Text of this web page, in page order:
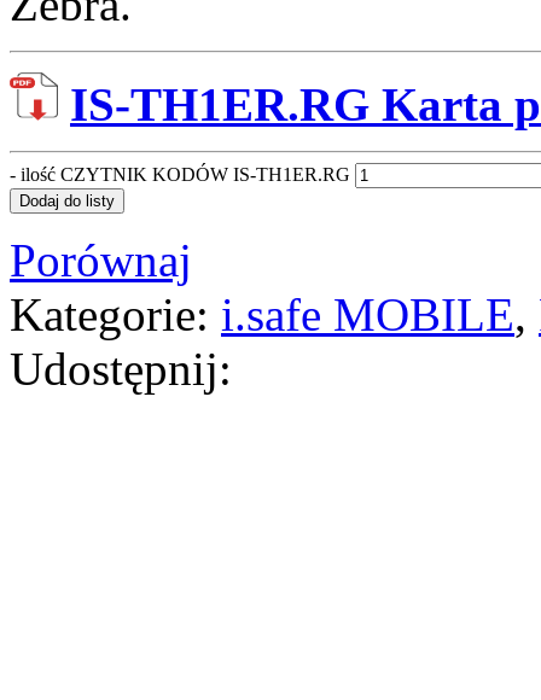
IS-TH1ER.RG Karta
- ilość CZYTNIK KODÓW IS-TH1ER.RG
Dodaj do listy
Porównaj
Kategorie: i.safe MOBILE,
Udostępnij: